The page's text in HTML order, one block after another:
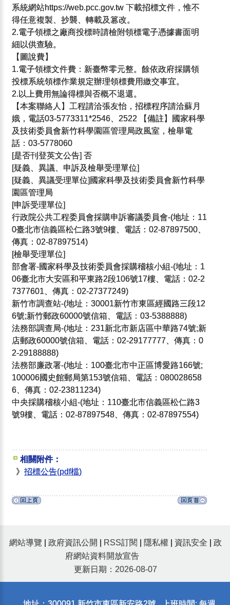
系統網站https://web.pcc.gov.tw 下載招標文件，惟不
得任意複製、抄襲、轉載及篡改。
2.電子領標之廠商投標時請檢附領標電子憑據書面明
細以供查驗。
【圖說費】
1.電子領標文件費：新臺幣零元整。餘依政府採購領
投標系統領標作業規定辦理領標費用繳交事宜。
2.以上費用無論得標與否概不退還。
【本案聯絡人】工程請洽張友怡，招標程序請洽蘇月
娥，電話03-5773311*2546、2522 【備註】國家科學
及技術委員會新竹科學園區管理局政風室，檢舉電
話：03-5778060
[是否刊登英文公告] 否
[疑義、異議、申訴及檢舉受理單位]
[疑義、異議受理單位]國家科學及技術委員會新竹科學
園區管理局
[申訴受理單位]
行政院公共工程委員會採購申訴審議委員會-(地址：11
0臺北市信義區松仁路3號9樓、電話：02-87897500、
傳真：02-87897514)
[檢舉受理單位]
部會署-國家科學及技術委員會採購稽核小組-(地址：1
06臺北市大安區和平東路2段106號17樓、電話：02-2
7377601、傳真：02-27377249)
新竹市調查站-(地址：30001新竹市東區經國路三段12
6號;新竹郵政60000號信箱、電話：03-5388888)
法務部調查局-(地址：231新北市新店區中華路74號;新
店郵政60000號信箱、電話：02-29177777、傳真：0
2-29188888)
法務部廉政署-(地址：100臺北市中正區博愛路166號;
100006國史館郵局第153號信箱、電話：080028658
6、傳真：02-23811234)
中央採購稽核小組-(地址：110臺北市信義區松仁路3
號9樓、電話：02-87897548、傳真：02-87897554)
相關附件：
》招標公告(pdf檔)
網站導覽 政府資訊公開 RSS訂閱 隱私權 資訊安全
政
府網站資料開放宣告
更新日期：2026-08-07